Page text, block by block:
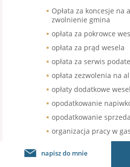
Opłata za koncesje na
zwolnienie gmina
opłata za pokrowce
opłata za prąd wesela
opłata za serwis
opłata zezwolenia na
opłaty dodatkowe
opodatkowanie
opodatkowanie
organizacja pracy w
organizacja urodzin
napisz do mnie